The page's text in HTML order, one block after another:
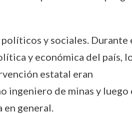
y sociales. Durante
y económica del país,
estatal eran
ingeniero de minas y luego
general.